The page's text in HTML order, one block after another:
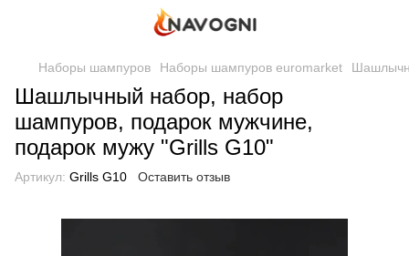
Наборы шампуров Наборы шампуров euromarket
Шашлычный набор, набор
шампуров, подарок мужчине,
подарок мужу "Grills G10"
Артикул: Grills G10 Оставить отзыв